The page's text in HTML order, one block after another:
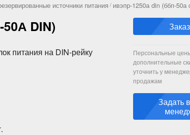
источники питания / ивэпр-1250а din (ббп-50а
DIN)
питания на DIN-рейку
Персональные
дополнительные
уточнить у
продажам
Задать